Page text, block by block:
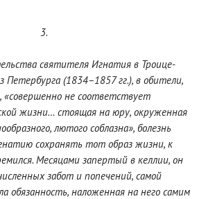
3.
святителя Игнатия в Троице-
Петербурга (1834–1857 гг.), в обители,
«совершенно не соответствует
жизни… стоящая на юру, окруженная
лютого соблазна», болезнь
сохранять тот образ жизни, к
Месяцами запертый в келлии, он
забот и попечений, самой
обязанность, наложенная на него самим